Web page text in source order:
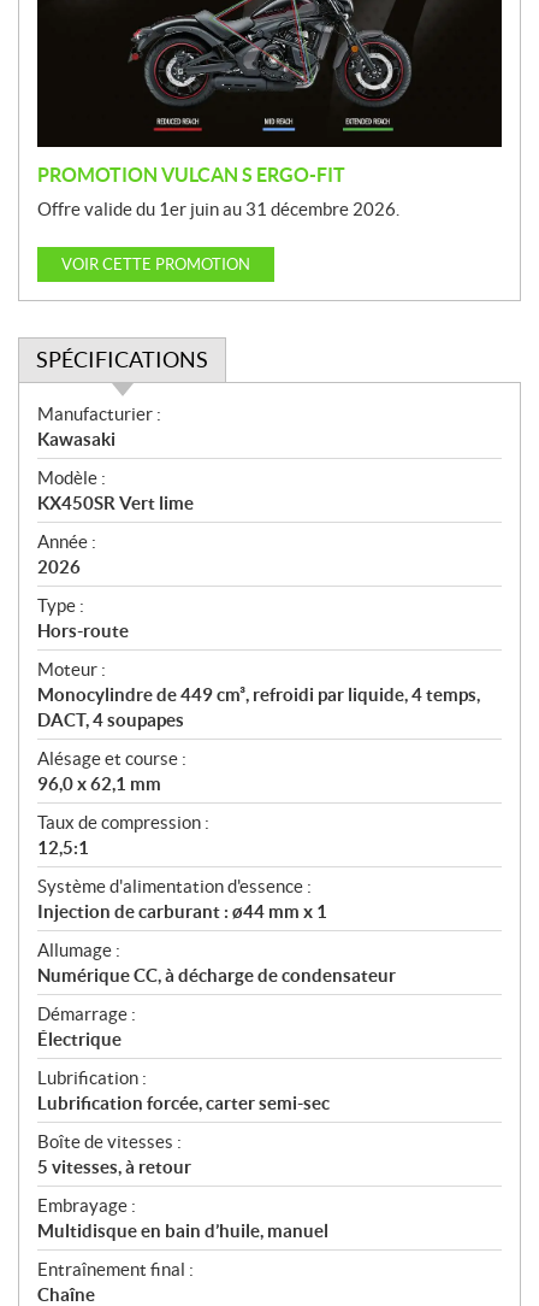
PROMOTION VULCAN S ERGO-FIT
Offre valide du 1er juin au 31 décembre 2026.
VOIR CETTE PROMOTION
SPÉCIFICATIONS
S
p
é
c
i
f
i
c
a
t
i
o
n
s
Manufacturier :
Kawasaki
Modèle :
KX450SR Vert lime
Année :
2026
Type :
Hors-route
Moteur :
Monocylindre de 449 cm³, refroidi par liquide, 4 temps,
DACT, 4 soupapes
Alésage et course :
96,0 x 62,1 mm
Taux de compression :
12,5:1
Système d'alimentation d'essence :
Injection de carburant : ø44 mm x 1
Allumage :
Numérique CC, à décharge de condensateur
Démarrage :
Électrique
Lubrification :
Lubrification forcée, carter semi-sec
Boîte de vitesses :
5 vitesses, à retour
Embrayage :
Multidisque en bain d’huile, manuel
Entraînement final :
Chaîne